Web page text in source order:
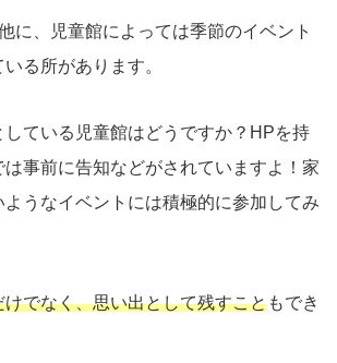
に、児童館によっては季節のイベント
る所があります。
している児童館はどうですか？HPを持
は事前に告知などがされていますよ！家
うなイベントには積極的に参加してみ
でなく、思い出として残すこともでき